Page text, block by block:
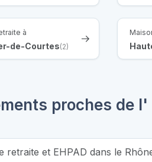
à
de-Courtes(2)
proches de l'
retraite et EHPAD dans le